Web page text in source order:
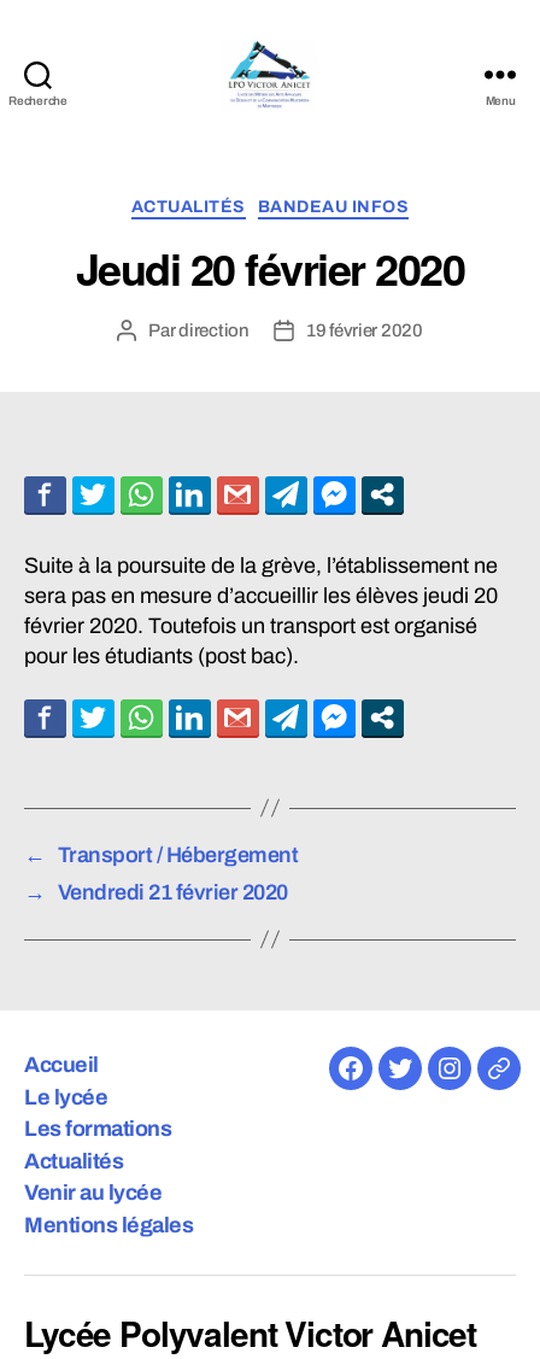
Recherche Menu
Catégories
ACTUALITÉS BANDEAU INFOS
Jeudi 20 février 2020
Auteur
Pardirection
Date19 février 2020
Suite à la poursuite de la grève, l’établissement ne
sera pas en mesure d’accueillir les élèves jeudi 20
février 2020. Toutefois un transport est organisé
pour les étudiants (post bac).
←
Transport / Hébergement
→
Vendredi 21 février 2020
Accueil
Le lycée
Les formations
Actualités
Venir au lycée
Mentions légales
Facebook
Twitter
E-
Lycée Polyvalent Victor Anicet